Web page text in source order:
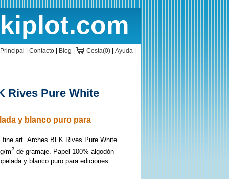
Contacto Blog CestaCesta(0) Ayuda
Rives Pure White
y blanco puro para
fine art Arches BFK Rives Pure White
m2de gramaje. Papel 100% algodón
y blanco puro para ediciones